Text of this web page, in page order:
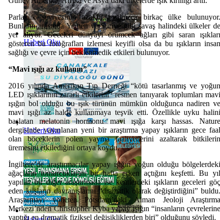
Haberi Oku
Haberi Oku
Parlaklık seviyesinin azaldığı yalnızca birkaç ülke
Bunların arasında Yemen ve Suriye gibi savaş halindeki ülkeler
yer alıyor. Geceleri dünyayı örümcek ağları gibi saran
gösteren bu fotoğrafları izlemesi keyifli olsa da bu ışıkların
sağlığı ve çevre için beklenmedik etkileri bulunuyor.
“Mavi ışığı az kullanın”
2016 yılında Amerikan Tıp Derneği “kötü tasarlanmış ve
LED ışıklarının zararlı etkilerini” resmen tanıyarak toplumları
ışığın bol olduğu bu ışık türünün mümkün olduğunca nadiren
mavi ışığı az halde kullanmaya teşvik etti. Özellikle uyku
başlatan melatonin hormonu mavi ışığa karşı hassas.
dergisinde yayınlanan yeni bir araştırma yapay ışıkların gece
olan böceklerin polen yayma faaliyetlerini azaltarak
üremesini etkilediğini ortaya koydu.
İngiltere’de araştırmacılar yapay ışığın yoğun olduğu
ağaçların tomurcuklarını bir hafta erken açtığını keşfetti. Bu
yapılan bir diğer araştırmada ise kentlerdeki ışıkların geceleri
eden kuşların davranışlarını “dramatik olarak değiştirdiğini”
Araştırmayı yöneten Potsdam’daki Alman Jeoloji
Merkezi’nden Christopher Kyba yapay ışığın “insanların
yaptığı en dramatik fiziksel değişikliklerden biri” olduğunu söyledi.